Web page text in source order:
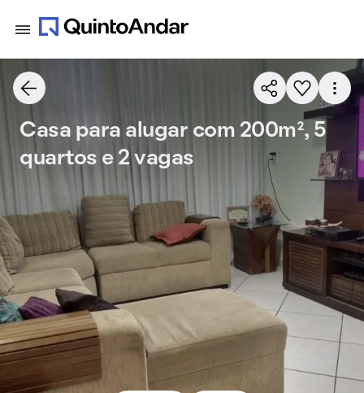
Casa para alugar com 200m², 5
quartos e 2 vagas